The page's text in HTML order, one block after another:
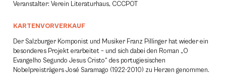
Veranstalter: Verein Literaturhaus, CCCPOT
KARTENVORVERKAUF
Der Salzburger Komponist und Musiker Franz Pillinger hat wieder ein
besonderes Projekt erarbeitet – und sich dabei den Roman „O
Evangelho Segundo Jesus Cristo“ des portugiesischen
Nobelpreisträgers José Saramago (1922-2010) zu Herzen genommen.